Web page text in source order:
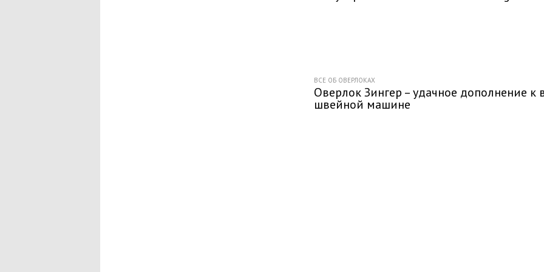
ВСЕ ОБ ОВЕРЛОКАХ
Оверлок Зингер – удачное дополнение к
швейной машине